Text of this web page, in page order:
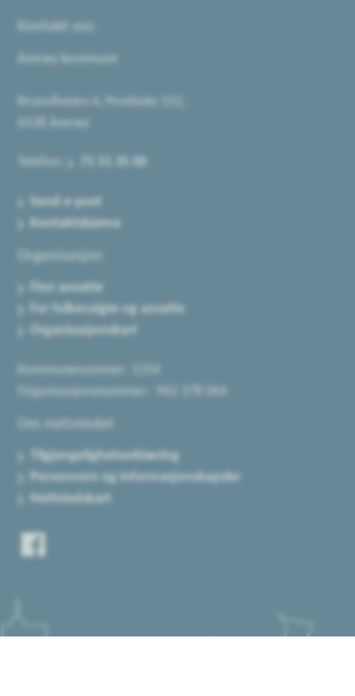
Averøy kommune
Bruvollveien 4, Postboks 152,
6538 Averøy
71 51 35 00
Send e-post
Kontaktskjema
Organisasjon
Finn ansatte
For folkevalgte og ansatte
Organisasjonskart
Kommunenummer: 1554
Organisasjonsnummer: 962 378 064
Om nettstedet
Tilgjengelighetserklæring
Personvern og informasjonskapsler
Nettstedskart